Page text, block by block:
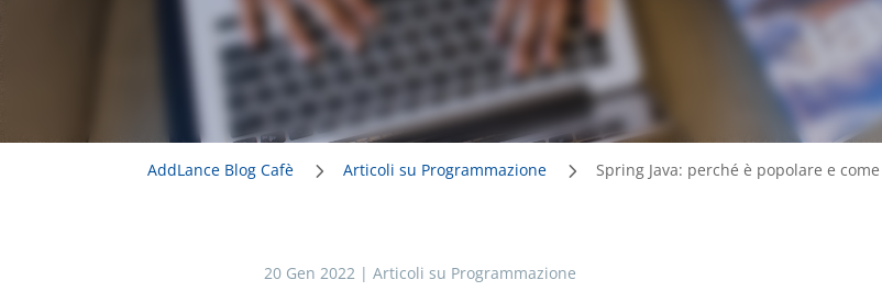
AddLance Blog Cafè Articoli su Programmazione Spring Java: perché è popolare e
20 Gen 2022 | Articoli su Programmazione